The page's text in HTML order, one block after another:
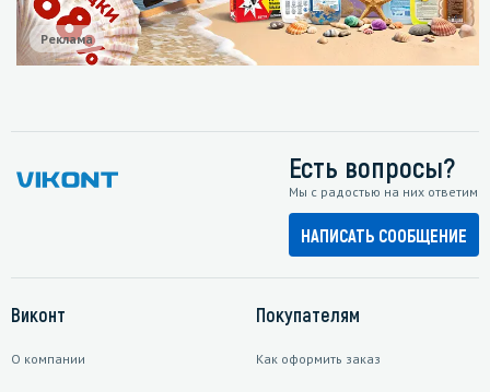
Реклама
Есть вопросы?
Мы с радостью на них ответим
НАПИСАТЬ СООБЩЕНИЕ
Виконт
О компании
Покупателям
Как оформить заказ